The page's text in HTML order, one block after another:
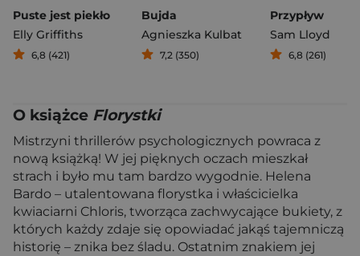
Puste jest piekło
Elly Griffiths
6,8 (421)
Bujda
Agnieszka Kulbat
7,2 (350)
Przypływ
Sam Lloyd
6,8 (261)
O książce Florystki
Mistrzyni thrillerów psychologicznych powraca z
nową książką! W jej pięknych oczach mieszkał
strach i było mu tam bardzo wygodnie. Helena
Bardo – utalentowana florystka i właścicielka
kwiaciarni Chloris, tworząca zachwycające bukiety, z
których każdy zdaje się opowiadać jakąś tajemniczą
historię – znika bez śladu. Ostatnim znakiem jej